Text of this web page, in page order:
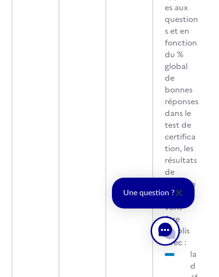
es aux
question
s et en
fonction
du %
global
de
bonnes
réponses
dans le
test de
certifica
tion, les
résultats
de
certifica
tion
vont
être
établis
avec :
la
d
Une question ?